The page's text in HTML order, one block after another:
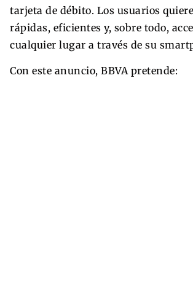
tarjeta de débito. Los usuarios
rápidas, eficientes y, sobre todo,
cualquier lugar a través de su
Con este anuncio, BBVA pretende: